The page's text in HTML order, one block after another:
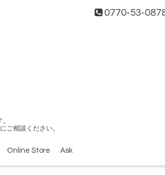
0770-53-
ご相談ください。
Online Store Ask